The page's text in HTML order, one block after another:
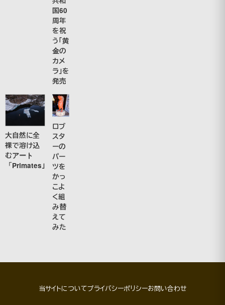
国60
周年
を祝
う「黄
金の
カメ
ラ」を
発売
大自然に全
裸で溶け込
むアート
「Primates」
ロブ
スタ
ーの
パー
ツを
かっ
こよ
く組
み替
えて
みた
当サイトについてプライバシーポリシーお問い合わせ